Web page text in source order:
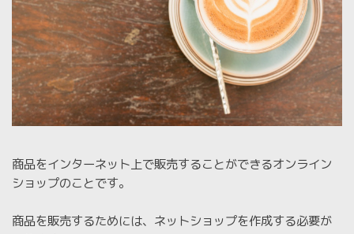
商品をインターネット上で販売することができるオンライン
ショップのことです。
商品を販売するためには、ネットショップを作成する必要が